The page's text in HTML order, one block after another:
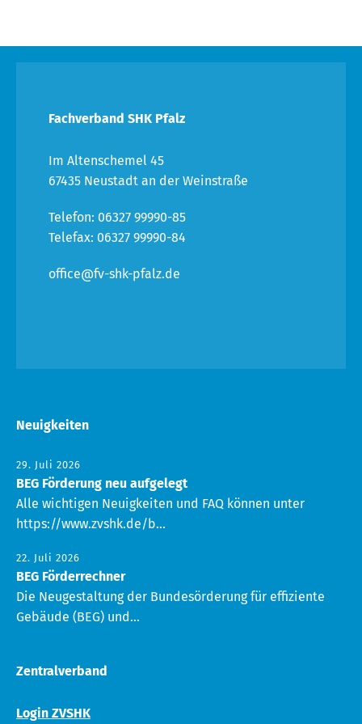
Fachverband SHK Pfalz
Im Altenschemel 45
67435 Neustadt an der Weinstraße
Telefon: 06327 99990-85
Telefax: 06327 99990-84
office@fv-shk-pfalz.de
Neuigkeiten
29. Juli 2026
BEG Förderung neu aufgelegt
Alle wichtigen Neuigkeiten und FAQ können unter
https://www.zvshk.de/b...
22. Juli 2026
BEG Förderrechner
Die Neugestaltung der Bundesörderung für effiziente
Gebäude (BEG) und...
Zentralverband
Login ZVSHK